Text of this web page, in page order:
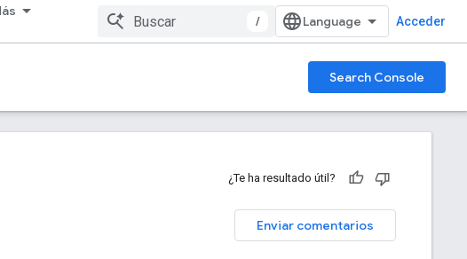
/ Acceder
Search Console
¿Te ha resultado útil?
Enviar comentarios